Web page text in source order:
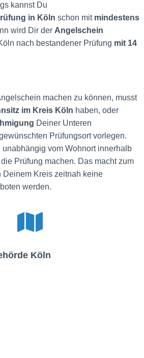
kannst Du
in Köln schon mit mindestens
wird Dir der Angelschein
nach bestandener Prüfung mit 14
machen zu können, musst
im Kreis Köln haben, oder
Deiner Unteren
Prüfungsort vorlegen.
unabhängig vom Wohnort innerhalb
Prüfung machen. Das macht zum
Deinem Kreis zeitnah keine
werden.
Köln